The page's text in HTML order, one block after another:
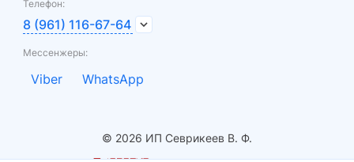
Телефон:
8 (961) 116-67-64
Мессенжеры:
Viber WhatsApp
© 2026 ИП Севрикеев В. Ф.